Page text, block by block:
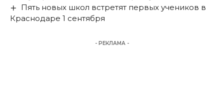
Пять новых школ встретят первых учеников в
Краснодаре 1 сентября
- РЕКЛАМА -